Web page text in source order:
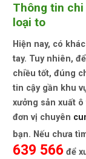
Thông tin chi
loại to
Hiện nay, có
tay. Tuy nhiên,
chiều tốt, đúng
tin cậy gần khu
xưởng sản xuất
đơn vị chuyên
bạn. Nếu chưa
639 566 để